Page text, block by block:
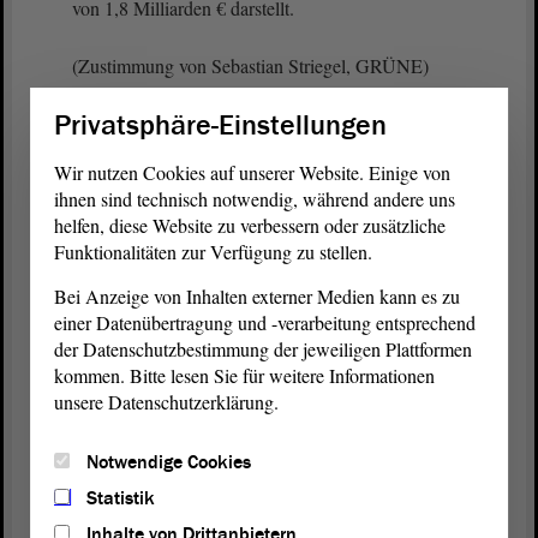
von 1,8 Milliarden € darstellt.
(Zustimmung von Sebastian Striegel, GRÜNE)
Sinnvolle Maßnahmen gehören in den regulären
Verständnis, sondern dadurch werden die Aufgaben
und Ausgaben dort transparent gemacht sowie je
nach Bedarf in die Zukunft prognostizierbar.
Die gesamte jetzt genutzte Systematik ist fatal.
Weder sollte das Corona-Sondervermögen beliebig
umgeschichtet werden, noch ist das Verständnis für
ein Sondervermögen richtig. Der Ansatz, der
etabliert wird, folgt dem Muster, ein
bilden, die Mittel aber anschließend für beliebige
andere Zwecke zu verwenden und formal immer
noch „Corona“ zu rufen. Das wird im Laufe der
Privatsphäre-Einstellungen
Wir nutzen Cookies auf unserer Website. Einige von
ihnen sind technisch notwendig, während andere uns
helfen, diese Website zu verbessern oder zusätzliche
Funktionalitäten zur Verfügung zu stellen.
Bei Anzeige von Inhalten externer Medien kann es zu
einer Datenübertragung und -verarbeitung entsprechend
der Datenschutzbestimmung der jeweiligen Plattformen
kommen. Bitte lesen Sie für weitere Informationen
unsere Datenschutzerklärung.
Notwendige Cookies
Statistik